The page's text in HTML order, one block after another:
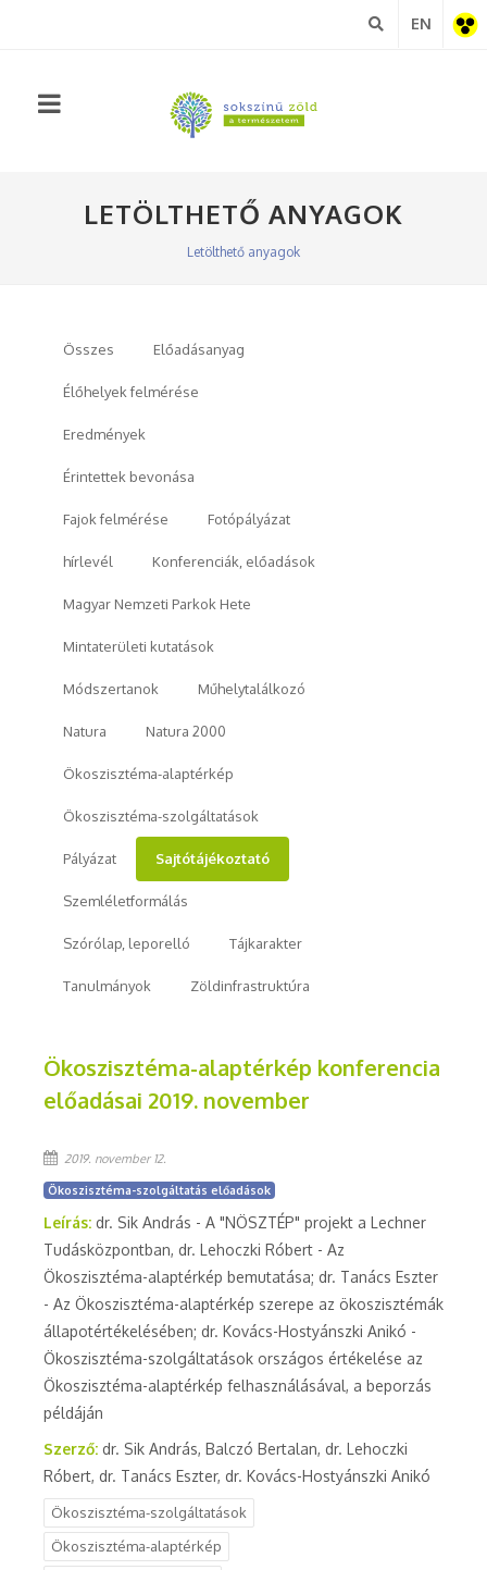
EN
LETÖLTHETŐ ANYAGOK
Letölthető anyagok
Összes Előadásanyag
Élőhelyek felmérése
Eredmények
Érintettek bevonása
Fajok felmérése Fotópályázat
hírlevél Konferenciák, előadások
Magyar Nemzeti Parkok Hete
Mintaterületi kutatások
Módszertanok Műhelytalálkozó
Natura Natura 2000
Ökoszisztéma-alaptérkép
Ökoszisztéma-szolgáltatások
Pályázat Sajtótájékoztató
Szemléletformálás
Szórólap, leporelló Tájkarakter
Tanulmányok Zöldinfrastruktúra
Ökoszisztéma-alaptérkép konferencia
előadásai 2019. november
2019. november 12.
Ökoszisztéma-szolgáltatás előadások
Leírás: dr. Sik András - A "NÖSZTÉP" projekt a Lechner
Tudásközpontban, dr. Lehoczki Róbert - Az
Ökoszisztéma-alaptérkép bemutatása; dr. Tanács Eszter
- Az Ökoszisztéma-alaptérkép szerepe az ökoszisztémák
állapotértékelésében; dr. Kovács-Hostyánszki Anikó -
Ökoszisztéma-szolgáltatások országos értékelése az
Ökoszisztéma-alaptérkép felhasználásával, a beporzás
példáján
Szerző: dr. Sik András, Balczó Bertalan, dr. Lehoczki
Róbert, dr. Tanács Eszter, dr. Kovács-Hostyánszki Anikó
Ökoszisztéma-szolgáltatások
Ökoszisztéma-alaptérkép